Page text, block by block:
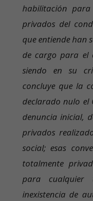
habilitación
privados del
que entiende han
de cargo para el
siendo en su
concluye que la
declarado nulo el
denuncia inicial,
privados
social; esas
totalmente
para cualquier
inexistencia de